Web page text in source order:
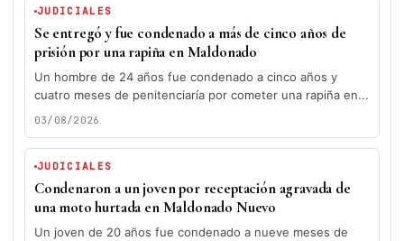
JUDICIALES
Se entregó y fue condenado a más de cinco años de
prisión por una rapiña en Maldonado
Un hombre de 24 años fue condenado a cinco años y
cuatro meses de penitenciaría por cometer una rapiña en...
03/08/2026
JUDICIALES
Condenaron a un joven por receptación agravada de
una moto hurtada en Maldonado Nuevo
Un joven de 20 años fue condenado a nueve meses de